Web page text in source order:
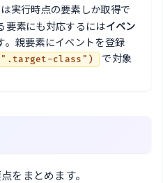
は実行時点の要素しか取得で
要素にも対応するにはイベン
。親要素にイベントを登録
class")
で対象
をまとめます。